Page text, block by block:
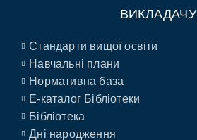
ВИКЛАДАЧУ
Стандарти вищої освіти
Навчальні плани
Нормативна база
E-каталог Бібліотеки
Бібліотека
Дні народження